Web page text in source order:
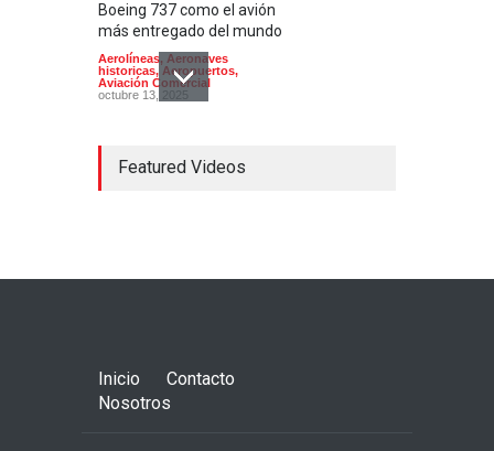
Boeing 737 como el avión
más entregado del mundo
Aerolíneas, Aeronaves
historicas, Aeropuertos,
Aviación Comercial
octubre 13, 2025
Aeroméxico cambia de
Featured Videos
Inicio
Contacto
Nosotros